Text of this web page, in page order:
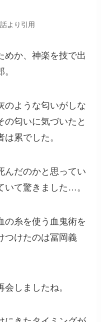
より引用
めか、神楽を技で出
のような匂いがしな
の匂いに気づいたと
累でした。
んだのかと思ってい
いて驚きました…。
の糸を使う血鬼術を
つけたのは冨岡義
しましたね。